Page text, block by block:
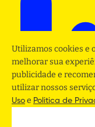
Utilizamos cookies e
melhorar sua
publicidade e
utilizar nossos
Uso e Politica de